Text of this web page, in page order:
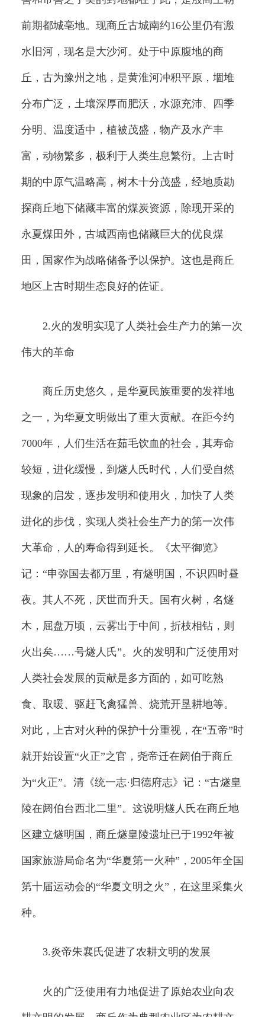
前期都城亳地。现商丘古城南约16公里仍有溵
水旧河，现名是大沙河。处于中原腹地的商
丘，古为豫州之地，是黄淮河冲积平原，堌堆
分布广泛，土壤深厚而肥沃，水源充沛、四季
分明、温度适中，植被茂盛，物产及水产丰
富，动物繁多，极利于人类生息繁衍。上古时
期的中原气温略高，树木十分茂盛，经地质勘
探商丘地下储藏丰富的煤炭资源，除现开采的
永夏煤田外，古城西南也储藏巨大的优良煤
田，国家作为战略储备予以保护。这也是商丘
地区上古时期生态良好的佐证。
2.火的发明实现了人类社会生产力的第一次
伟大的革命
商丘历史悠久，是华夏民族重要的发祥地
之一，为华夏文明做出了重大贡献。在距今约
7000年，人们生活在茹毛饮血的社会，其寿命
较短，进化缓慢，到燧人氏时代，人们受自然
现象的启发，逐步发明和使用火，加快了人类
进化的步伐，实现人类社会生产力的第一次伟
大革命，人的寿命得到延长。《太平御览》
记：“申弥国去都万里，有燧明国，不识四时昼
夜。其人不死，厌世而升天。国有火树，名燧
木，屈盘万顷，云雾出于中间，折枝相钻，则
火出矣……号燧人氏”。火的发明和广泛使用对
人类社会发展的贡献是多方面的，如可吃熟
食、取暖、驱赶飞禽猛兽、烧荒开垦耕地等。
对此，上古对火种的保护十分重视，在“五帝”时
就开始设置“火正”之官，尧帝迁在阏伯于商丘
为“火正”。清《统一志·归德府志》记：“古燧皇
陵在阏伯台西北二里”。这说明燧人氏在商丘地
区建立燧明国，商丘燧皇陵遗址已于1992年被
国家旅游局命名为“华夏第一火种”，2005年全国
第十届运动会的“华夏文明之火”，在这里采集火
种。
3.炎帝朱襄氏促进了农耕文明的发展
火的广泛使用有力地促进了原始农业向农